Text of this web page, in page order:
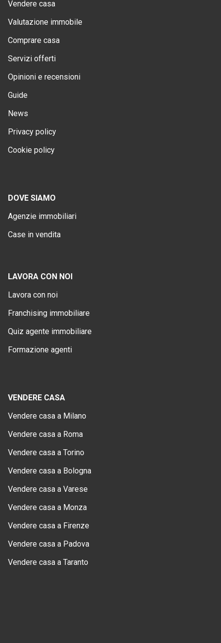
Vendere casa
Valutazione immobile
Comprare casa
Servizi offerti
Opinioni e recensioni
Guide
News
Privacy policy
Cookie policy
DOVE SIAMO
Agenzie immobiliari
Case in vendita
LAVORA CON NOI
Lavora con noi
Franchising immobiliare
Quiz agente immobiliare
Formazione agenti
VENDERE CASA
Vendere casa a Milano
Vendere casa a Roma
Vendere casa a Torino
Vendere casa a Bologna
Vendere casa a Varese
Vendere casa a Monza
Vendere casa a Firenze
Vendere casa a Padova
Vendere casa a Taranto